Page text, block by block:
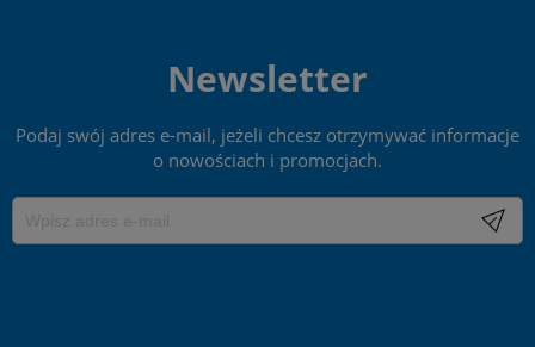
Newsletter
Podaj swój adres e-mail, jeżeli chcesz otrzymywać informacje
o nowościach i promocjach.